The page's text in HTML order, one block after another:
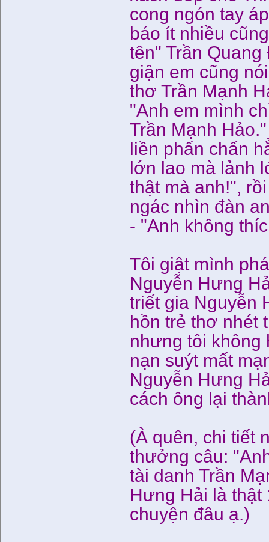
cong ngón tay
báo ít nhiều
tên" Trần
giận em cũng
thơ Trần Mạnh
"Anh em mình
Trần Mạnh
liền phấn chấn
lớn lao mà lảnh
thật mà anh!",
ngác nhìn đàn
- "Anh không
Tôi giật mình
Nguyễn Hưng
triết gia Nguyễn
hồn trẻ thơ nhét
nhưng tôi không
nạn suýt mất
Nguyễn Hưng
cách ông lại
(À quên, chi tiết
thưởng câu:
tài danh Trần
Hưng Hải là thật
chuyện đâu ạ.)